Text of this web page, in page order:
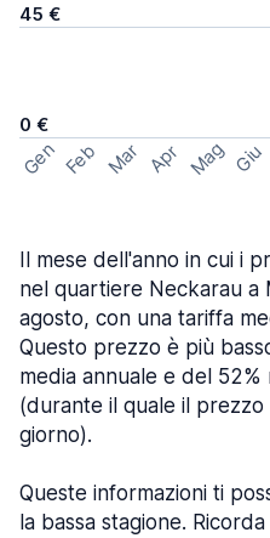
45 €
0 €
Gen Feb Mar Apr Mag Giu
Il mese dell'anno in cui i
nel quartiere Neckarau a
agosto, con una tariffa
Questo prezzo è più
media annuale e del
(durante il quale il prezzo
giorno).
Queste informazioni ti
la bassa stagione.